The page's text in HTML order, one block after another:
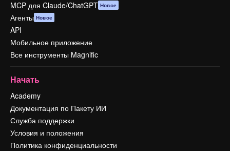
MCP для Claude/ChatGPT Новое
Агенты Новое
API
Мобильное приложение
Все инструменты Magnific
Начать
Academy
Документация по Пакету ИИ
Служба поддержки
Условия и положения
Политика конфиденциальности